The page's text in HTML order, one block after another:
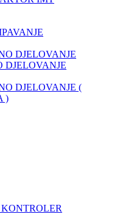
DJELOVANJE
DJELOVANJE
DJELOVANJE (
)